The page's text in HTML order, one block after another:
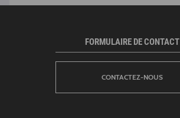
FORMULAIRE DE CONTACT
CONTACTEZ-NOUS